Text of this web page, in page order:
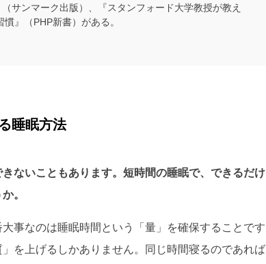
サンマーク出版）、『スタンフォード大学教授が教え
慣』（PHP新書）がある。
睡眠方法
ないこともあります。短時間の睡眠で、できるだけ
。
事なのは睡眠時間という「量」を確保することです
を上げるしかありません。同じ時間寝るのであれば